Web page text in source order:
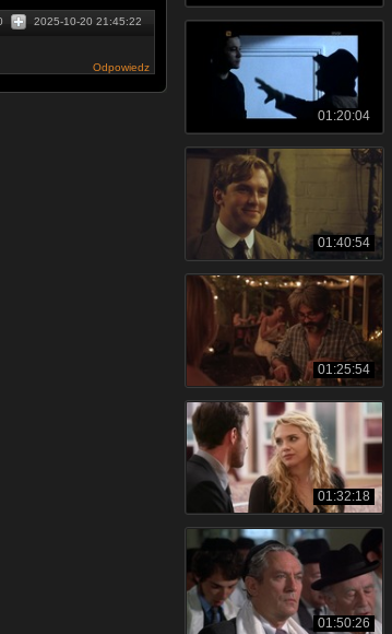
2025-10-20 21:45:22
Odpowiedz
01:20:04
01:40:54
01:25:54
01:32:18
01:50:26